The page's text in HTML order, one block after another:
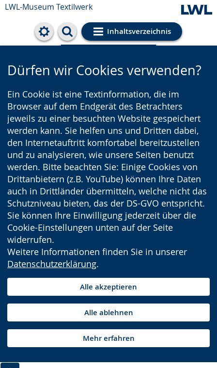
LWL-Museum Textilwerk
Inhaltsverzeichnis
Cookie-Einstellungen
Dürfen wir Cookies verwenden?
Ein Cookie ist eine Textinformation, die im
Browser auf dem Endgerät des Betrachters
jeweils zu einer besuchten Website gespeichert
werden kann. Sie helfen uns und Dritten dabei,
den Internetauftritt komfortabel bereitzustellen
und zu analysieren, wie unsere Seiten benutzt
werden. Bitte beachten Sie: Einige Cookies von
Drittanbietern (z.B. YouTube) können Ihre Daten
auch in Drittländer übermitteln, welche nicht das
Schutzniveau bieten, das der DS-GVO entspricht.
Sie können Ihre Einwilligung jederzeit über die
Cookie-Einstellungen unten auf der Seite
widerrufen.
Weitere Informationen finden Sie in unserer
Datenschutzerklärung.
Alle akzeptieren
Alle ablehnen
Mehr erfahren